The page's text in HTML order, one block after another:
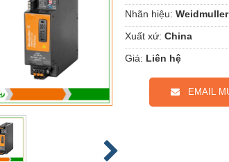
Nhãn hiệu: Weidmuller
Xuất xứ: China
Giá: Liên hệ
EMAIL